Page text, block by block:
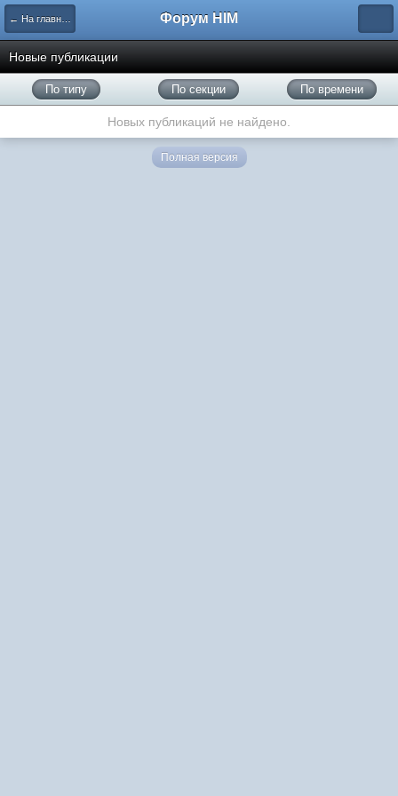
← На главную Форум HIM
Новые публикации
По типу По секции По времени
Новых публикаций не найдено.
Полная версия